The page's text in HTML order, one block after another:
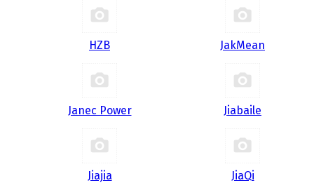
HZB JakMean
Janec Power Jiabaile
Jiajia JiaQi